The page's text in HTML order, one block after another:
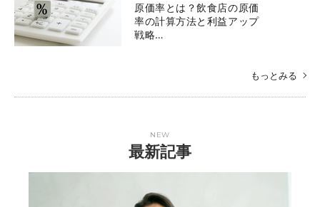
原価率とは？飲食店の原価
率の計算方法と利益アップ
戦略…
もっとみる
NEW
最新記事